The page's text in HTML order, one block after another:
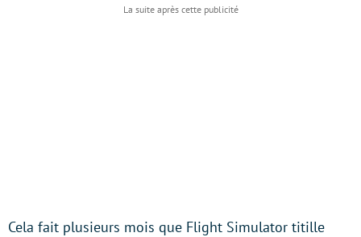
Cela fait plusieurs mois que Flight Simulator titille